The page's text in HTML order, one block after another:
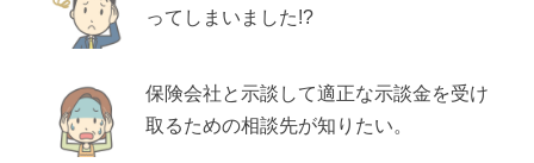
ってしまいました!?
保険会社と示談して適正な示談金を受け
取るための相談先が知りたい。